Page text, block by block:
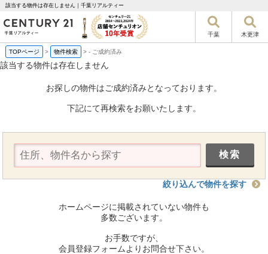
該当する物件は存在しません｜千葉リアルティー
千葉 木更津
TOPページ > 物件検索 >- ご成約済み
該当する物件は存在しません
お探しの物件はご成約済みとなっております。
下記にて再検索をお願いたします。
絞り込んで物件を探す
ホームページに掲載されていない物件も
多数ございます。
お手数ですが、
会員登録フォームよりお問合せ下さい。